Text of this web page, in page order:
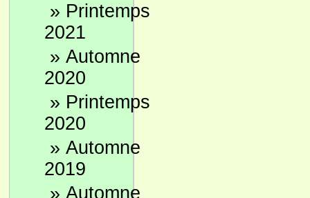
» Printemps
2021
» Automne
2020
» Printemps
2020
» Automne
2019
» Automne